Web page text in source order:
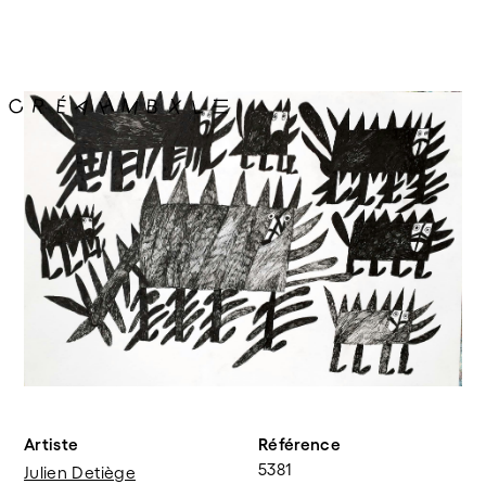
Artiste
Julien Detiège
Référence
5381